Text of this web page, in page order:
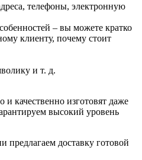
телефоны, электронную
– вы можете кратко
клиенту, почему стоит
и т. д.
качественно изготовят даже
высокий уровень
предлагаем доставку готовой